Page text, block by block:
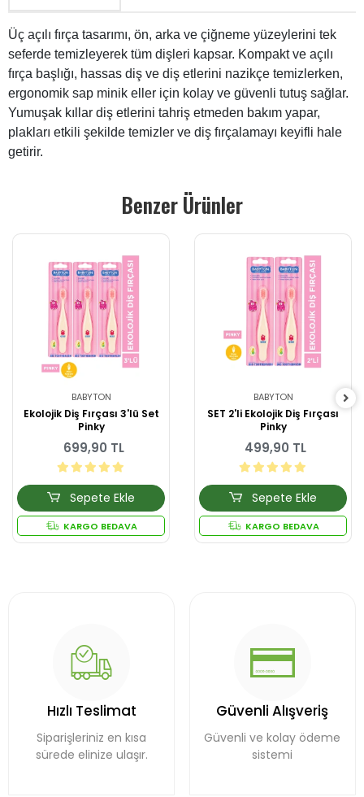
Üç açılı fırça tasarımı, ön, arka ve çiğneme yüzeylerini tek
seferde temizleyerek tüm dişleri kapsar. Kompakt ve açılı
fırça başlığı, hassas diş ve diş etlerini nazikçe temizlerken,
ergonomik sap minik eller için kolay ve güvenli tutuş sağlar.
Yumuşak kıllar diş etlerini tahriş etmeden bakım yapar,
plakları etkili şekilde temizler ve diş fırçalamayı keyifli hale
getirir.
Benzer Ürünler
BABYTON
Ekolojik Diş Fırçası 3'lü Set
Pinky
699,90 TL
Sepete Ekle
KARGO BEDAVA
BABYTON
SET 2'li Ekolojik Diş Fırçası
Pinky
499,90 TL
Sepete Ekle
KARGO BEDAVA
Hızlı Teslimat
Siparişleriniz en kısa
sürede elinize ulaşır.
Güvenli Alışveriş
Güvenli ve kolay ödeme
sistemi